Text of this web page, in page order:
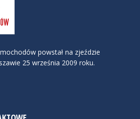
powstał na zjeździe
25 września 2009 roku.